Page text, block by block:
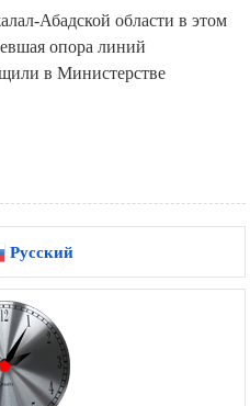
Абадской области в этом
опора линий
в Министерстве
Русский